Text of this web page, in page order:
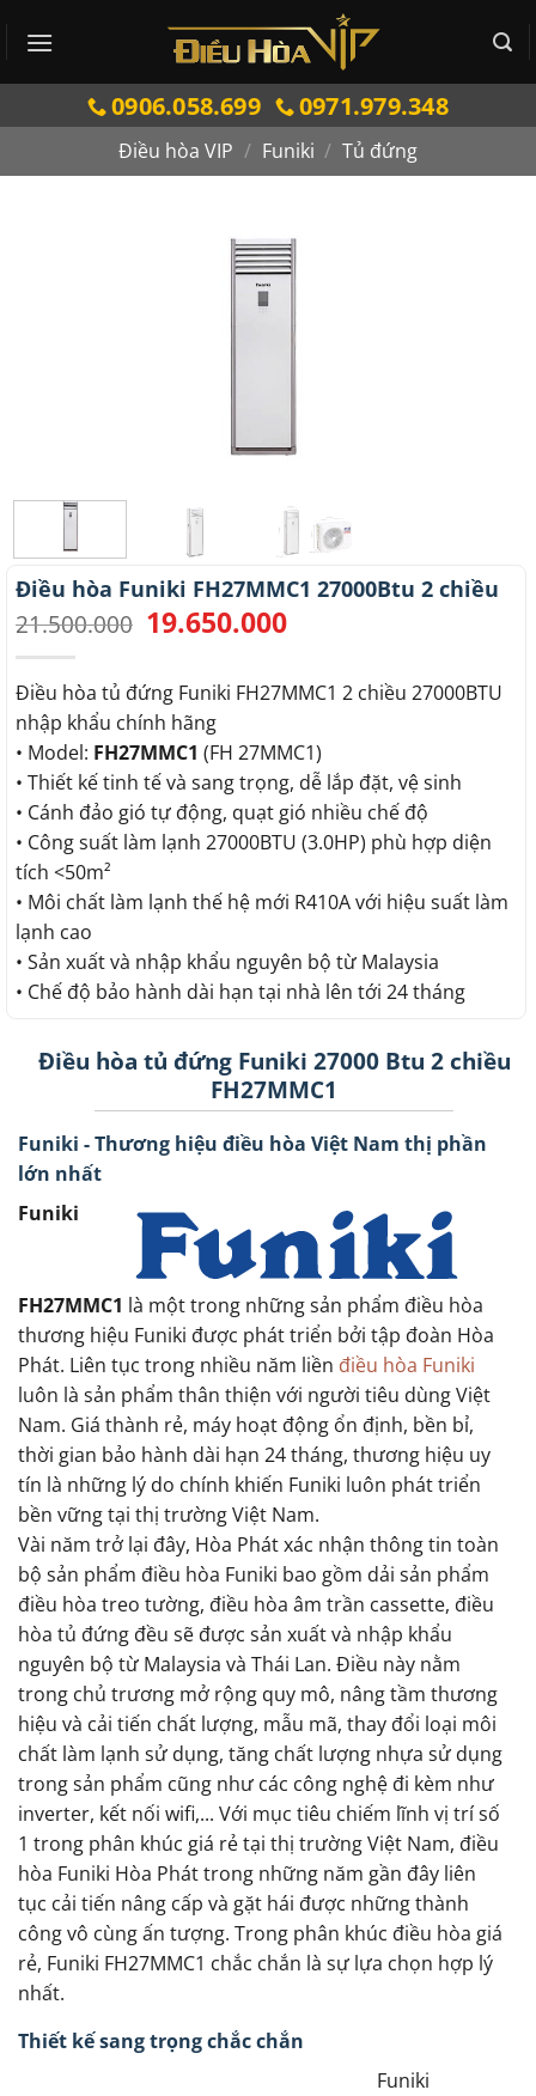
qua
0906.058.699 0971.979.348
Điều hòa VIP / Funiki / Tủ đứng
Điều hòa Funiki FH27MMC1 27000Btu 2 chiều
21.500.000 Giá
gốc
21.500.000.
19.650.000Giá
là:
19.650.000.
Điều hòa tủ đứng Funiki FH27MMC1 2 chiều 27000BTU
nhập khẩu chính hãng
• Model: FH27MMC1 (FH 27MMC1)
• Thiết kế tinh tế và sang trọng, dễ lắp đặt, vệ sinh
• Cánh đảo gió tự động, quạt gió nhiều chế độ
• Công suất làm lạnh 27000BTU (3.0HP) phù hợp diện
tích <50m²
• Môi chất làm lạnh thế hệ mới R410A với hiệu suất làm
lạnh cao
• Sản xuất và nhập khẩu nguyên bộ từ Malaysia
• Chế độ bảo hành dài hạn tại nhà lên tới 24 tháng
Điều hòa tủ đứng Funiki 27000 Btu 2 chiều
FH27MMC1
Funiki - Thương hiệu điều hòa Việt Nam thị phần
lớn nhất
Funiki
FH27MMC1 là một trong những sản phẩm điều hòa
thương hiệu Funiki được phát triển bởi tập đoàn Hòa
Phát. Liên tục trong nhiều năm liền điều hòa Funiki
luôn là sản phẩm thân thiện với người tiêu dùng Việt
Nam. Giá thành rẻ, máy hoạt động ổn định, bền bỉ,
thời gian bảo hành dài hạn 24 tháng, thương hiệu uy
tín là những lý do chính khiến Funiki luôn phát triển
bền vững tại thị trường Việt Nam.
Vài năm trở lại đây, Hòa Phát xác nhận thông tin toàn
bộ sản phẩm điều hòa Funiki bao gồm dải sản phẩm
điều hòa treo tường, điều hòa âm trần cassette, điều
hòa tủ đứng đều sẽ được sản xuất và nhập khẩu
nguyên bộ từ Malaysia và Thái Lan. Điều này nằm
trong chủ trương mở rộng quy mô, nâng tầm thương
hiệu và cải tiến chất lượng, mẫu mã, thay đổi loại môi
chất làm lạnh sử dụng, tăng chất lượng nhựa sử dụng
trong sản phẩm cũng như các công nghệ đi kèm như
inverter, kết nối wifi,... Với mục tiêu chiếm lĩnh vị trí số
1 trong phân khúc giá rẻ tại thị trường Việt Nam, điều
hòa Funiki Hòa Phát trong những năm gần đây liên
tục cải tiến nâng cấp và gặt hái được những thành
công vô cùng ấn tượng. Trong phân khúc điều hòa giá
rẻ, Funiki FH27MMC1 chắc chắn là sự lựa chọn hợp lý
nhất.
Thiết kế sang trọng chắc chắn
Funiki